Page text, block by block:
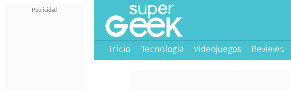
Inicio Tecnología Videojuegos Reviews